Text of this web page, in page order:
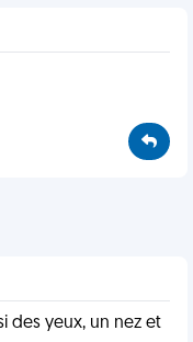
des yeux, un nez et